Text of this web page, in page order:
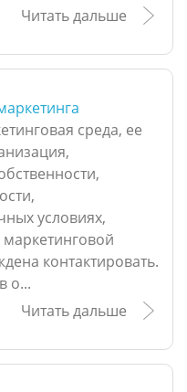
Читать дальше
среда, ее
условиях,
контактировать.
о...
Читать дальше